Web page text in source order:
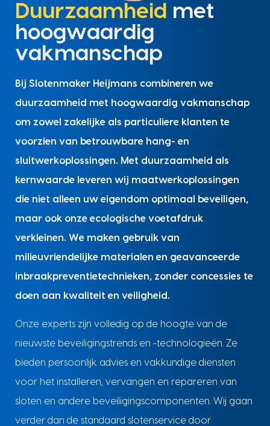
Duurzaamheid met
hoogwaardig
vakmanschap
Bij Slotenmaker Heijmans combineren we
duurzaamheid met hoogwaardig vakmanschap
om zowel zakelijke als particuliere klanten te
voorzien van betrouwbare hang- en
sluitwerkoplossingen. Met duurzaamheid als
kernwaarde leveren wij maatwerkoplossingen
die niet alleen uw eigendom optimaal beveiligen,
maar ook onze ecologische voetafdruk
verkleinen. We maken gebruik van
milieuvriendelijke materialen en geavanceerde
inbraakpreventietechnieken, zonder concessies te
doen aan kwaliteit en veiligheid.
Onze experts zijn volledig op de hoogte van de
nieuwste beveiligingstrends en -technologieën. Ze
bieden persoonlijk advies en vakkundige diensten
voor het installeren, vervangen en repareren van
sloten en andere beveiligingscomponenten. Wij gaan
verder dan de standaard slotenservice door